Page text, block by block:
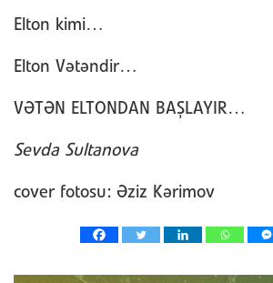
Elton kimi…
Elton Vətəndir…
VƏTƏN ELTONDAN BAŞLAYIR…
Sevda Sultanova
cover fotosu: Əziz Kərimov